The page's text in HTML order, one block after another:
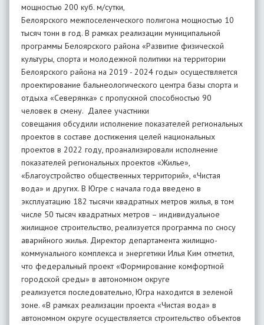
мощностью 200 куб. м/сутки,
Белоярского межпоселенческого полигона мощностью 10
тысяч тонн в год. В рамках реализации муниципальной
программы Белоярского района «Развитие физической
культуры, спорта и молодежной политики на территории
Белоярского района на 2019 - 2024 годы» осуществляется
проектирование бальнеологического центра базы спорта и
отдыха «Северянка» с пропускной способностью 90
человек в смену. Далее участники
совещания обсудили исполнение показателей региональных
проектов в составе достижения целей национальных
проектов в 2022 году, проанализировали исполнение
показателей региональных проектов «Жилье»,
«Благоустройство общественных территорий», «Чистая
вода» и других. В Югре с начала года введено в
эксплуатацию 182 тысячи квадратных метров жилья, в том
числе 50 тысяч квадратных метров – индивидуальное
жилищное строительство, реализуется программа по сносу
аварийного жилья. Директор департамента жилищно-
коммунального комплекса и энергетики Илья Ким отметил,
что федеральный проект «Формирование комфортной
городской среды» в автономном округе
реализуется последовательно, Югра находится в зеленой
зоне. «В рамках реализации проекта «Чистая вода» в
автономном округе осуществляется строительство объектов